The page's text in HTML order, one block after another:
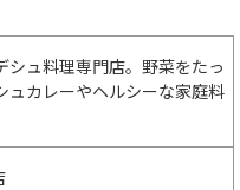
シュ料理専門店。野菜をたっ
ュカレーやヘルシーな家庭料